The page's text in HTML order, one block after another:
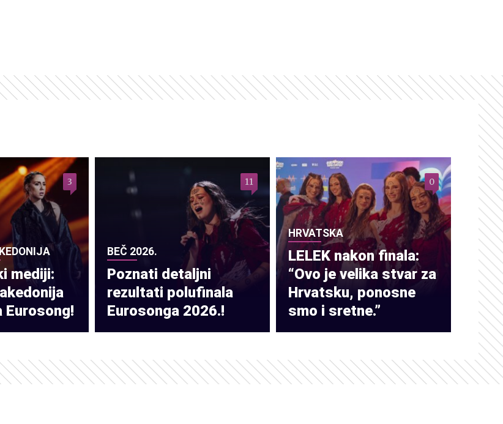
mediji:
Eurosong!
3
BEČ 2026.
Poznati detaljni
rezultati polufinala
Eurosonga 2026.!
11
HRVATSKA
LELEK nakon finala:
“Ovo je velika stvar za
Hrvatsku, ponosne
smo i sretne.”
0